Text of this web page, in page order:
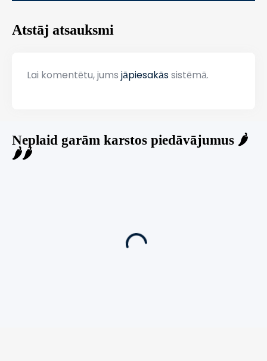
Atstāj atsauksmi
Lai komentētu, jums jāpiesakāssistēmā.
Neplaid garām karstos piedāvājumus 🌶️
🌶️🌶️
80 Ha Daudzfunkcionāls Investīciju Īpašums-
Zivju Audzētava, Brīvdienu Mājas, Briežu Dārzs